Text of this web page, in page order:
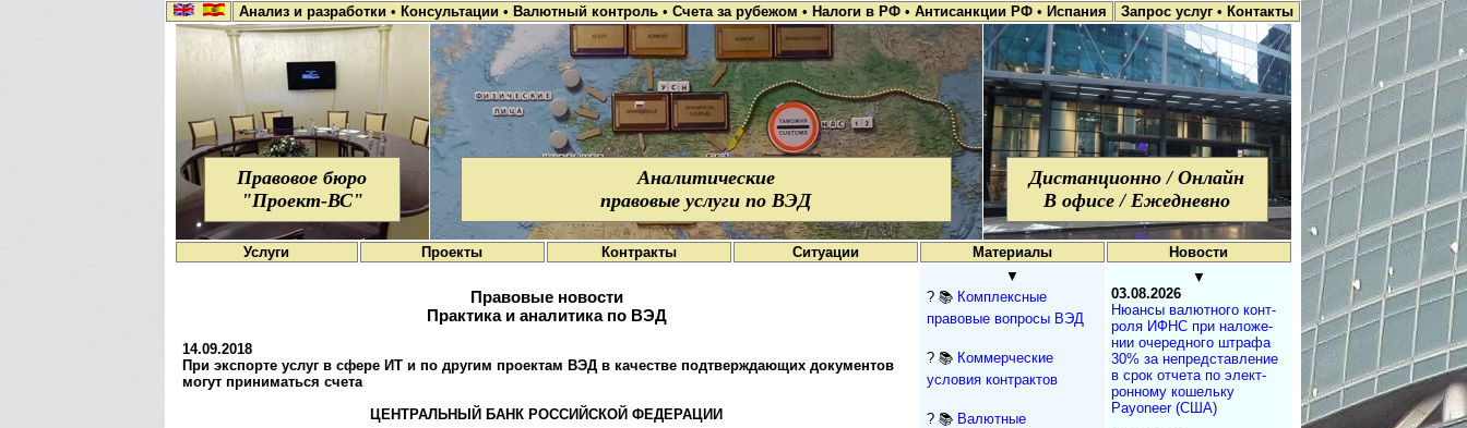
Анализ и разработки • Консультации • Валютный контроль • Счета за рубежом • Налоги в РФ • Антисанкции РФ • Испания Запрос услуг • Контакты
Правовое бюро
"Проект-ВС"
Аналитические
правовые услуги по ВЭД
Дистанционно / Онлайн
В офисе / Ежедневно
Услуги Проекты Контракты Ситуации Материалы Новости
Правовые новости
Практика и аналитика по ВЭД
14.09.2018
При экспорте услуг в сфере ИТ и по другим проектам ВЭД в качестве подтверждающих документов
могут приниматься счета
ЦЕНТРАЛЬНЫЙ БАНК РОССИЙСКОЙ ФЕДЕРАЦИИ
▼
? 📚 Комплексные
правовые вопросы ВЭД
? 📚 Коммерческие
условия контрактов
? 📚 Валютные
▼
03.08.2026
Нюансы валют­но­го кон­т­
ро­ля ИФНС при на­ло­же­
нии оче­ре­д­но­го штра­фа
30% за не­пред­с­та­в­ле­ние
в срок от­че­та по эле­к­т­
рон­но­му ко­ше­ль­ку
Payoneer (США)